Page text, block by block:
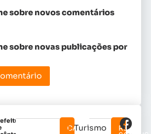
sobre novos comentários
sobre novas publicações por
CATEGORIAS
Turismo REDES